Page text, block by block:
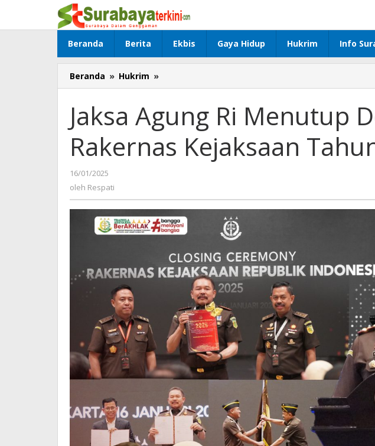
konten
Beranda Berita Ekbis Gaya Hidup Hukrim Info
Beranda » Hukrim »
Agung
Menutup
Dengan
Resmi
Rakernas
Jaksa Agung Ri Menutup
Rakernas Kejaksaan
16/01/2025
oleh Respati